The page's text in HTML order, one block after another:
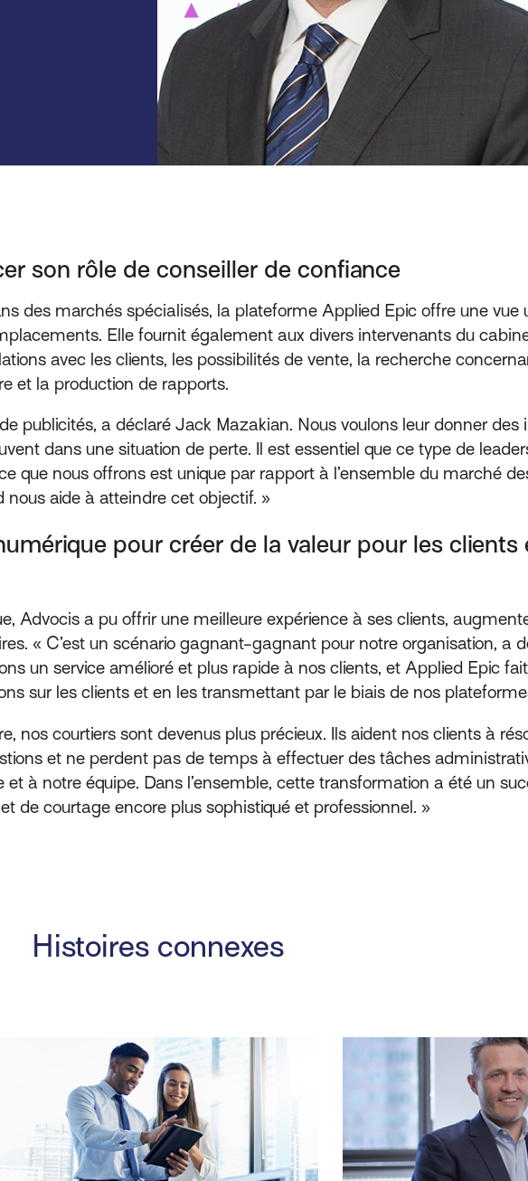
son rôle de conseiller de confiance
des marchés spécialisés, la plateforme Applied Epic offre une vue
Elle fournit également aux divers intervenants du
avec les clients, les possibilités de vente, la recherche
et la production de rapports.
publicités, a déclaré Jack Mazakian. Nous voulons leur donner des
dans une situation de perte. Il est essentiel que ce type de
que nous offrons est unique par rapport à l’ensemble du marché
nous aide à atteindre cet objectif. »
pour créer de la valeur pour les clients
Advocis a pu offrir une meilleure expérience à ses clients,
« C’est un scénario gagnant-gagnant pour notre organisation, a
un service amélioré et plus rapide à nos clients, et Applied Epic
sur les clients et en les transmettant par le biais de nos
nos courtiers sont devenus plus précieux. Ils aident nos clients à
et ne perdent pas de temps à effectuer des tâches
à notre équipe. Dans l’ensemble, cette transformation a été un
de courtage encore plus sophistiqué et professionnel. »
Histoires connexes